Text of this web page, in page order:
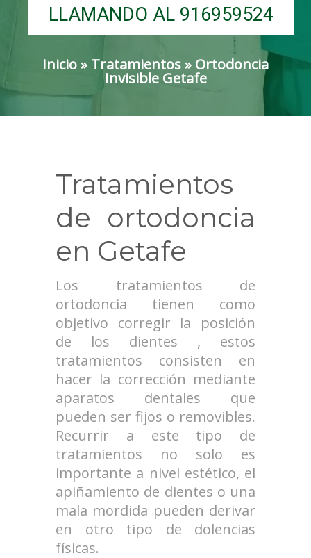
LLAMANDO AL 916959524
Inicio» Tratamientos» Ortodoncia
Invisible Getafe
Tratamientos
de ortodoncia
en Getafe
Los tratamientos de
ortodoncia tienen como
objetivo corregir la posición
de los dientes , estos
tratamientos consisten en
hacer la corrección mediante
aparatos dentales que
pueden ser fijos o removibles.
Recurrir a este tipo de
tratamientos no solo es
importante a nivel estético, el
apiñamiento de dientes o una
mala mordida pueden derivar
en otro tipo de dolencias
físicas.